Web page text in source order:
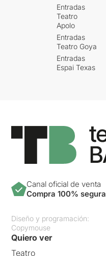
Entradas
Teatro
Apolo
Entradas
Teatro Goya
Entradas
Espai Texas
Canal oficial de venta
Compra 100% segura
Diseño y programación:
Copymouse
Quiero ver
Teatro